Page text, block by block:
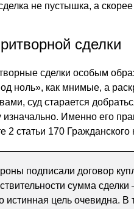
не пустышка, а
сделки
сделки особым
ноль», как мнимые, а
суд старается
Именно его
2 статьи 170 Гражданского
подписали договор
сумма
истинная цель очевидна. В